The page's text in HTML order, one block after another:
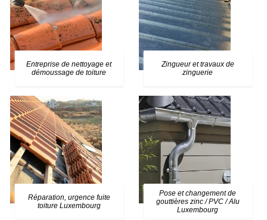
Entreprise de nettoyage et
démoussage de toiture
Zingueur et travaux de
zinguerie
Réparation, urgence fuite
toiture Luxembourg
Pose et changement de
gouttières zinc / PVC / Alu
Luxembourg